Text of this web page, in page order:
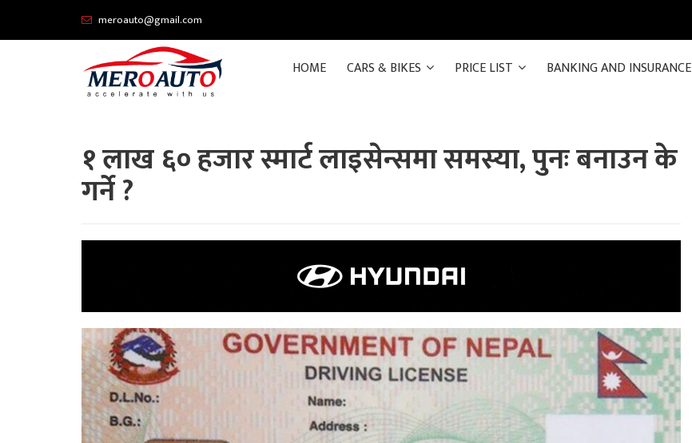
meroauto@gmail.com
HOME CARS & BIKES PRICE LIST BANKING AND INSURANCE
१ लाख ६० हजार स्मार्ट लाइसेन्समा समस्या, पुनः बनाउन के
गर्ने ?